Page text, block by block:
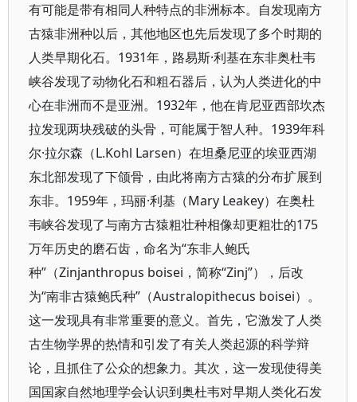
有可能是带有相同人种特点的非洲标本。自发现南方
古猿非洲种以后，其他地区也先后发现了多个时期的
人类早期化石。1931年，路易斯·利基在东非奥杜韦
峡谷发现了动物化石和粗石器后，认为人类进化的中
心在非洲而不是亚洲。1932年，他在肯尼亚西部坎杰
拉发现两块残破的头骨，可能属于智人种。1939年科
尔·拉尔森（L.Kohl Larsen）在坦桑尼亚的埃亚西湖
东北部发现了下颌骨，由此将南方古猿的分布扩展到
东非。1959年，玛丽·利基（Mary Leakey）在奥杜
韦峡谷发现了与南方古猿粗壮种相像却更粗壮的175
万年历史的磨石齿，命名为“东非人鲍氏
种”（Zinjanthropus boisei，简称“Zinj”），后改
为“南非古猿鲍氏种”（Australopithecus boisei）。
这一发现具有非常重要的意义。首先，它激发了人类
古生物学界的热情和引发了有关人类起源的科学辩
论，且抓住了公众的想象力。其次，这一发现使得美
国国家自然地理学会认识到奥杜韦对早期人类化石发